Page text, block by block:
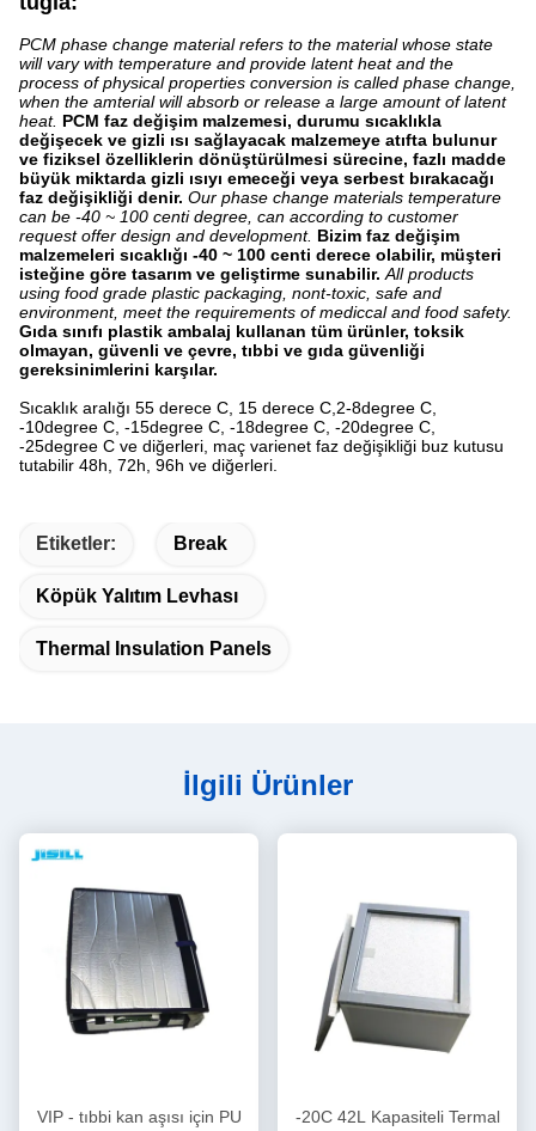
PCM phase change material refers to the material whose state
will vary with temperature and provide latent heat and the
process of physical properties conversion is called phase change,
when the amterial will absorb or release a large amount of latent
heat. PCM faz değişim malzemesi, durumu sıcaklıkla
değişecek ve gizli ısı sağlayacak malzemeye atıfta bulunur
ve fiziksel özelliklerin dönüştürülmesi sürecine, fazlı madde
büyük miktarda gizli ısıyı emeceği veya serbest bırakacağı
faz değişikliği denir. Our phase change materials temperature
can be -40 ~ 100 centi degree, can according to customer
request offer design and development. Bizim faz değişim
malzemeleri sıcaklığı -40 ~ 100 centi derece olabilir, müşteri
isteğine göre tasarım ve geliştirme sunabilir. All products
using food grade plastic packaging, nont-toxic, safe and
environment, meet the requirements of mediccal and food safety.
Gıda sınıfı plastik ambalaj kullanan tüm ürünler, toksik
olmayan, güvenli ve çevre, tıbbi ve gıda güvenliği
gereksinimlerini karşılar.
Sıcaklık aralığı 55 derece C, 15 derece C, 2-8degree C,
-10degree C, -15degree C, -18degree C, -20degree C,
-25degree C ve diğerleri, maç varienet faz değişikliği buz kutusu
tutabilir 48h, 72h, 96h ve diğerleri.
Etiketler: Break
Köpük Yalıtım Levhası
Thermal Insulation Panels
İlgili Ürünler
VIP - tıbbi kan aşısı için PU
-20C 42L Kapasiteli Termal